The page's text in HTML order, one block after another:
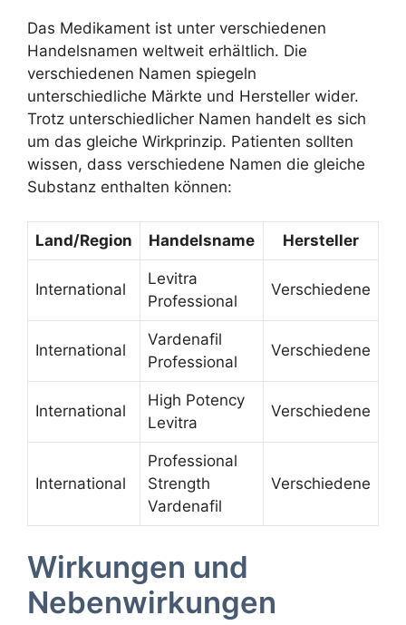
Das Medikament ist unter verschiedenen
Handelsnamen weltweit erhältlich. Die
verschiedenen Namen spiegeln
unterschiedliche Märkte und Hersteller wider.
Trotz unterschiedlicher Namen handelt es sich
um das gleiche Wirkprinzip. Patienten sollten
wissen, dass verschiedene Namen die gleiche
Substanz enthalten können:
Land/Region Handelsname Hersteller
International
Levitra
Professional
Verschiedene
International
Vardenafil
Professional
Verschiedene
International
High Potency
Levitra
Verschiedene
International
Professional
Strength
Vardenafil
Verschiedene
Wirkungen und
Nebenwirkungen